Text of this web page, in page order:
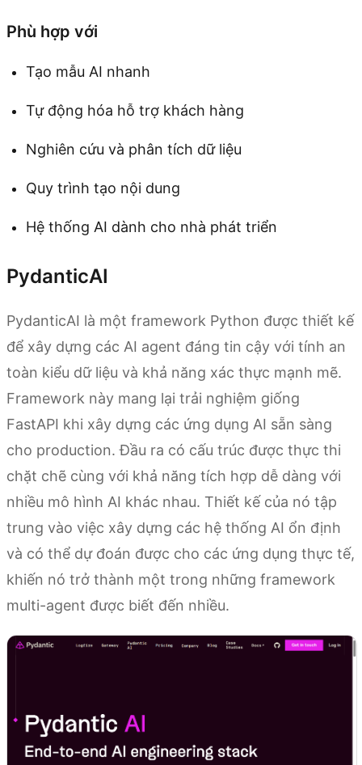
Phù hợp với
Tạo mẫu AI nhanh
Tự động hóa hỗ trợ khách hàng
Nghiên cứu và phân tích dữ liệu
Quy trình tạo nội dung
Hệ thống AI dành cho nhà phát triển
PydanticAI
PydanticAI là một framework Python được thiết kế
để xây dựng các AI agent đáng tin cậy với tính an
toàn kiểu dữ liệu và khả năng xác thực mạnh mẽ.
Framework này mang lại trải nghiệm giống
FastAPI khi xây dựng các ứng dụng AI sẵn sàng
cho production. Đầu ra có cấu trúc được thực thi
chặt chẽ cùng với khả năng tích hợp dễ dàng với
nhiều mô hình AI khác nhau. Thiết kế của nó tập
trung vào việc xây dựng các hệ thống AI ổn định
và có thể dự đoán được cho các ứng dụng thực tế,
khiến nó trở thành một trong những framework
multi-agent được biết đến nhiều.